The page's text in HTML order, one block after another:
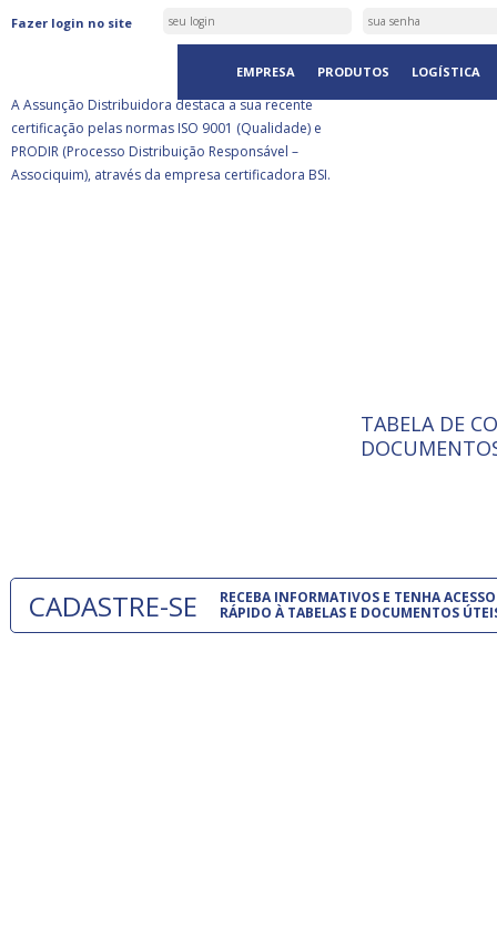
Fazer login no site
EMPRESA PRODUTOS LOGÍSTICA
ASSUNÇÃO DISTRIBUIDORA É
CERTIFICADA PELA BSI
A Assunção Distribuidora destaca a sua recente
certificação pelas normas ISO 9001 (Qualidade) e
PRODIR (Processo Distribuição Responsável –
Associquim), através da empresa certificadora BSI.
ISO 9001:
A
TABELA DE
CADASTRE-SE
RECEBA INFORMATIVOS E TENHA ACESSO
RÁPIDO À TABELAS E DOCUMENTOS